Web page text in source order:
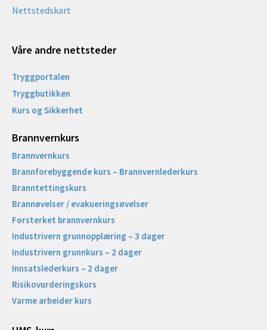
Nettstedskart
Våre andre nettsteder
Tryggportalen
Tryggbutikken
Kurs og Sikkerhet
Brannvernkurs
Brannvernkurs
Brannforebyggende kurs – Brannvernlederkurs
Branntettingskurs
Brannøvelser / evakueringsøvelser
Forsterket brannvernkurs
Industrivern grunnopplæring – 3 dager
Industrivern grunnkurs – 2 dager
Innsatslederkurs – 2 dager
Risikovurderingskurs
Varme arbeider kurs